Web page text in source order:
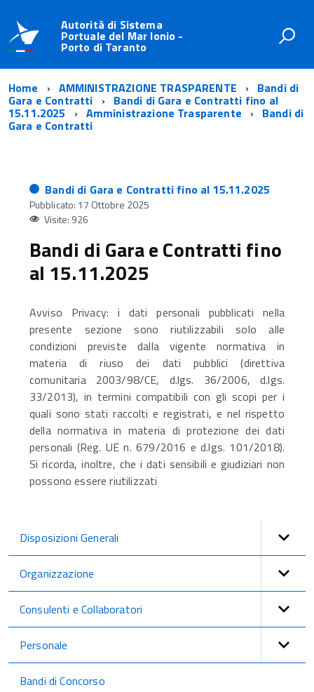
Autorità di Sistema
Portuale del Mar Ionio -
Porto di Taranto
Home AMMINISTRAZIONE TRASPARENTE Bandi di
Gara e Contratti Bandi di Gara e Contratti fino al
15.11.2025 Amministrazione Trasparente Bandi di
Gara e Contratti
Bandi di Gara e Contratti fino al 15.11.2025
Pubblicato: 17 Ottobre 2025
Visite: 926
Bandi di Gara e Contratti fino
al 15.11.2025
Avviso Privacy: i dati personali pubblicati nella
presente sezione sono riutilizzabili solo alle
condizioni previste dalla vigente normativa in
materia di riuso dei dati pubblici (direttiva
comunitaria 2003/98/CE, d.lgs. 36/2006, d.lgs.
33/2013), in termini compatibili con gli scopi per i
quali sono stati raccolti e registrati, e nel rispetto
della normativa in materia di protezione dei dati
personali (Reg. UE n. 679/2016 e d.lgs. 101/2018).
Si ricorda, inoltre, che i dati sensibili e giudiziari non
possono essere riutilizzati
Disposizioni Generali
Organizzazione
Consulenti e Collaboratori
Personale
Bandi di Concorso